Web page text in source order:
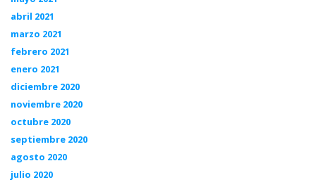
abril 2021
marzo 2021
febrero 2021
enero 2021
diciembre 2020
noviembre 2020
octubre 2020
septiembre 2020
agosto 2020
julio 2020